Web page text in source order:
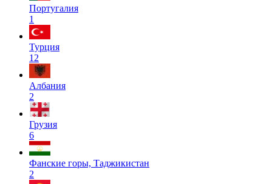
Португалия
1
Турция
12
Албания
2
Грузия
6
Фанские горы, Таджикистан
2